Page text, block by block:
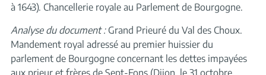
à 1643). Chancellerie royale au Parlement de Bourgogne.
Analyse du document :Grand Prieuré du Val des Choux.
Mandement royal adressé au premier huissier du
parlement de Bourgogne concernant les dettes impayées